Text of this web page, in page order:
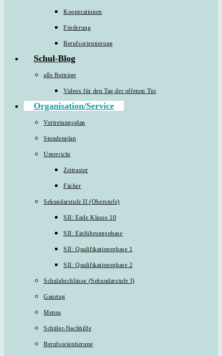
Kooperationen
Förderung
Berufsorientierung
Schul-Blog
alle Beiträge
Videos für den Tag der offenen Tür
Organisation/Service
Vertretungsplan
Stundenplan
Unterricht
Zeitraster
Fächer
Sekundarstufe II (Oberstufe)
SII: Ende Klasse 10
SII: Einführungsphase
SII: Qualifikationsphase 1
SII: Qualifikationsphase 2
Schulabschlüsse (Sekundarstufe I)
Ganztag
Mensa
Schüler-Nachhilfe
Berufsorientierung